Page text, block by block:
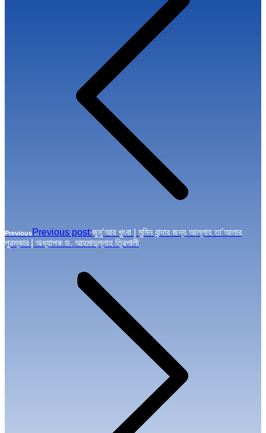
PreviousPrevious post:জুমু’আর খুৎবা | মুমিন বান্দার জন্য আল্লাহ তা’আলার
পুরস্কার | অধ্যাপক ড. আহমাদুল্লাহ ত্রিশালী